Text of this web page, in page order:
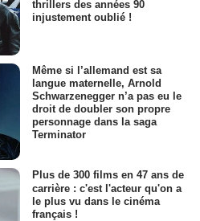
thrillers des années 90
injustement oublié !
Même si l’allemand est sa
langue maternelle, Arnold
Schwarzenegger n’a pas eu le
droit de doubler son propre
personnage dans la saga
Terminator
Plus de 300 films en 47 ans de
carrière : c'est l'acteur qu'on a
le plus vu dans le cinéma
français !